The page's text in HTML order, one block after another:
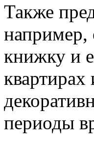
Также
например,
книжку и
периоды